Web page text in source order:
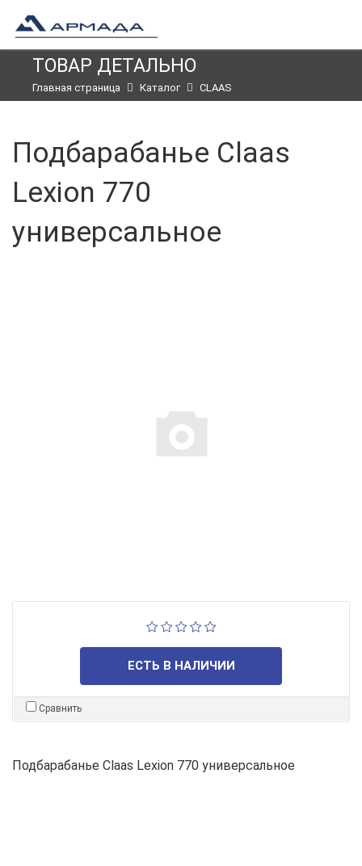
ТОВАР ДЕТАЛЬНО
Главная страница Каталог CLAAS
Подбарабанье Claas
Lexion 770
универсальное
ЕСТЬ В НАЛИЧИИ
Сравнить
Подбарабанье Claas Lexion 770 универсальное